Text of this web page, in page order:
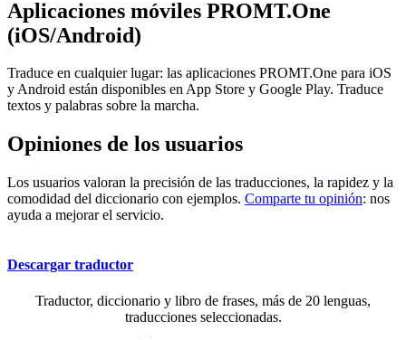
Aplicaciones móviles PROMT.One
(iOS/Android)
Traduce en cualquier lugar: las aplicaciones PROMT.One para iOS
y Android están disponibles en App Store y Google Play. Traduce
textos y palabras sobre la marcha.
Opiniones de los usuarios
Los usuarios valoran la precisión de las traducciones, la rapidez y la
comodidad del diccionario con ejemplos. Comparte tu opinión: nos
ayuda a mejorar el servicio.
Descargar traductor
Traductor, diccionario y libro de frases, más de 20 lenguas,
traducciones seleccionadas.